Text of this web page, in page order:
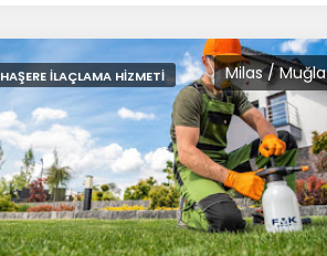
Milas / Muğla
HAŞERE İLAÇLAMA HIZMETI